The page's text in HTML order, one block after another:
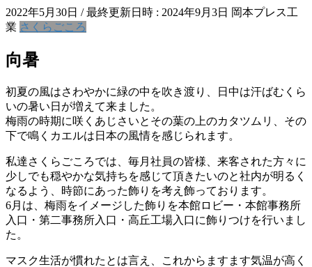
2022年5月30日 / 最終更新日時 : 2024年9月3日 岡本プレス工
業 さくらごころ
向暑
初夏の風はさわやかに緑の中を吹き渡り、日中は汗ばむくら
いの暑い日が増えて来ました。
梅雨の時期に咲くあじさいとその葉の上のカタツムリ、その
下で鳴くカエルは日本の風情を感じられます。
私達さくらごころでは、毎月社員の皆様、来客された方々に
少しでも穏やかな気持ちを感じて頂きたいのと社内が明るく
なるよう、時節にあった飾りを考え飾っております。
6月は、梅雨をイメージした飾りを本館ロビー・本館事務所
入口・第二事務所入口・高丘工場入口に飾りつけを行いまし
た。
マスク生活が慣れたとは言え、これからますます気温が高く